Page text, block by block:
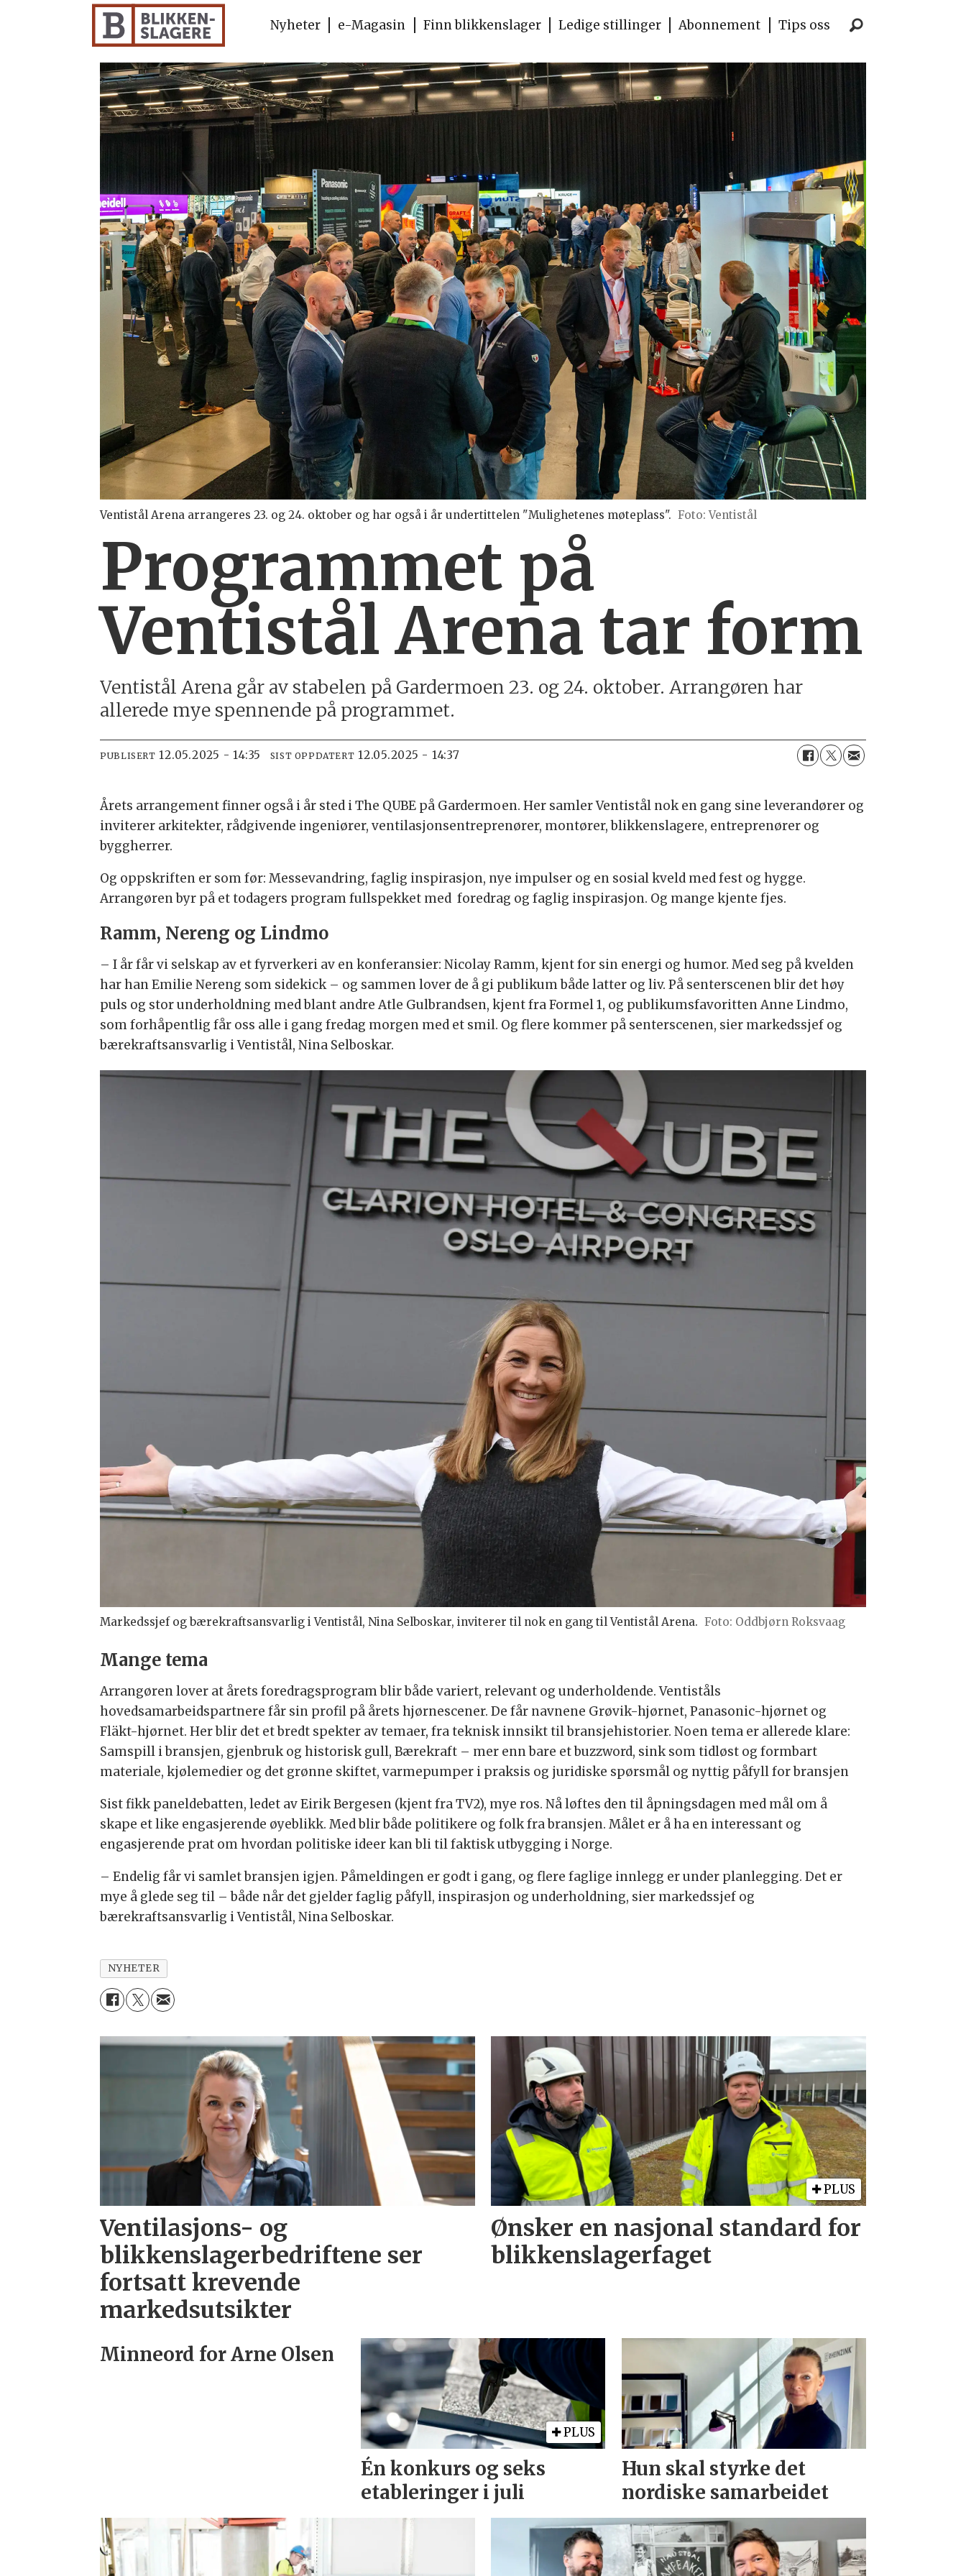
Nyheter e-Magasin Finn blikkenslager Ledige stillinger Abonnement Tips oss
Ventistål Arena arrangeres 23. og 24. oktober og har også i år undertittelen "Mulighetenes møteplass". Foto: Ventistål
Programmet på
Ventistål Arena tar form
Ventistål Arena går av stabelen på Gardermoen 23. og 24. oktober. Arrangøren har
allerede mye spennende på programmet.
PUBLISERT 12.05.2025 - 14:35 SIST OPPDATERT 12.05.2025 - 14:37
Årets arrangement finner også i år sted i The QUBE på Gardermoen. Her samler Ventistål nok en gang sine leverandører og
inviterer arkitekter, rådgivende ingeniører, ventilasjonsentreprenører, montører, blikkenslagere, entreprenører og
byggherrer.
Og oppskriften er som før: Messevandring, faglig inspirasjon, nye impulser og en sosial kveld med fest og hygge.
Arrangøren byr på et todagers program fullspekket med foredrag og faglig inspirasjon. Og mange kjente fjes.
Ramm, Nereng og Lindmo
– I år får vi selskap av et fyrverkeri av en konferansier: Nicolay Ramm, kjent for sin energi og humor. Med seg på kvelden
har han Emilie Nereng som sidekick – og sammen lover de å gi publikum både latter og liv. På senter­scenen blir det høy
puls og stor underholdning med blant andre Atle Gulbrandsen, kjent fra Formel 1, og publikumsfavoritten Anne Lindmo,
som forhåpentlig får oss alle i gang fredag morgen med et smil. Og flere kommer på senterscenen, sier markedssjef og
bærekraftsansvarlig i Ventistål, Nina Selboskar.
Markedssjef og bærekraftsansvarlig i Ventistål, Nina Selboskar, inviterer til nok en gang til Ventistål Arena. Foto: Oddbjørn Roksvaag
Mange tema
Arrangøren lover at årets foredragsprogram blir både variert, relevant og underholdende. Ventiståls
hovedsamarbeidspartnere får sin profil på årets hjørnescener. De får navnene Grøvik-hjørnet, Panasonic-hjørnet og
Fläkt-hjørnet. Her blir det et bredt spekter av temaer, fra teknisk innsikt til bransjehistorier. Noen tema er allerede klare:
Samspill i bransjen, gjenbruk og historisk gull, Bærekraft – mer enn bare et buzzword, sink som tidløst og formbart
materiale, kjølemedier og det grønne skiftet, varmepumper i praksis og juridiske spørsmål og nyttig påfyll for bransjen
Sist fikk paneldebatten, ledet av Eirik Bergesen (kjent fra TV2), mye ros. Nå løftes den til åpningsdagen med mål om å
skape et like engasjerende øyeblikk. Med blir både politikere og folk fra bransjen. Målet er å ha en interessant og
engasjerende prat om hvordan politiske ideer kan bli til faktisk utbygging i Norge.
– Endelig får vi samlet bransjen igjen. Påmeldingen er godt i gang, og flere faglige innlegg er under planlegging. Det er
mye å glede seg til – både når det gjelder faglig påfyll, inspirasjon og underholdning, sier markedssjef og
bærekraftsansvarlig i Ventistål, Nina Selboskar.
NYHETER
Ventilasjons- og
blikkenslagerbedriftene ser
fortsatt krevende
markedsutsikter
PLUS
Ønsker en nasjonal standard for
blikkenslagerfaget
Minneord for Arne Olsen
PLUS
Én konkurs og seks
etableringer i juli
Hun skal styrke det
nordiske samarbeidet